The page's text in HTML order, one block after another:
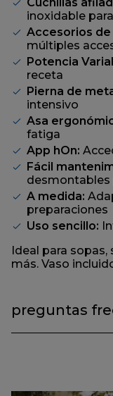
inoxidable
Accesorios
múltiples
Potencia
receta
Pierna de
intensivo
Asa
fatiga
App hOn:
Fácil
desmontables
A medida:
preparaciones
Uso sencillo:
Ideal para
más. Vaso
preguntas